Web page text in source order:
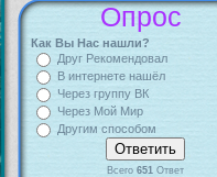
Опрос
Как Вы Нас нашли?
Друг Рекомендовал
В интернете нашёл
Через группу ВК
Через Мой Мир
Другим способом
Всего 651Ответ